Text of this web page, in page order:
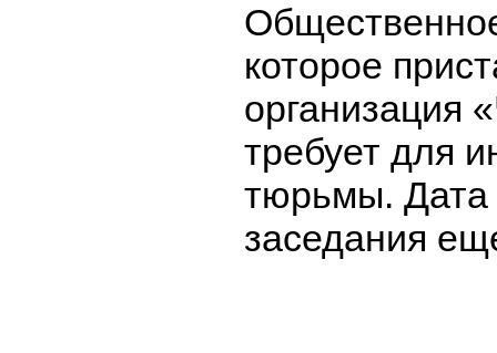
которое
организация
требует для
тюрьмы. Дата
заседания